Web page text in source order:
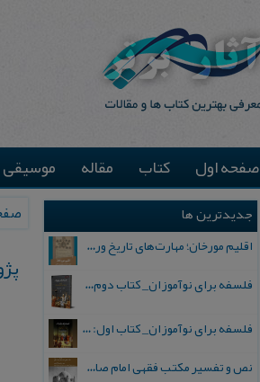
صفحه اول کتاب مقاله موسیقی
جدیدترین ها
اقلیم مورخان؛ مهارت‌های تاریخ ورزی علمی
فلسفه برای نوآموزان_ کتاب دوم: پرسش درباره واقعیت و معرفت
فلسفه برای نوآموزان_ کتاب اول: تردید در باورهای رایج
نص و تفسیر مکتب فقهی امام صادق علیه السلام